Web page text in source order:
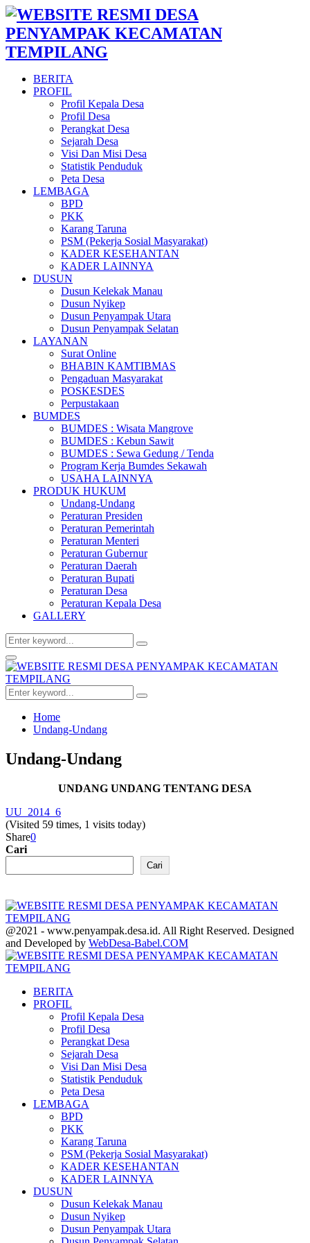
BERITA
PROFIL
Profil Kepala Desa
Profil Desa
Perangkat Desa
Sejarah Desa
Visi Dan Misi Desa
Statistik Penduduk
Peta Desa
LEMBAGA
BPD
PKK
Karang Taruna
PSM (Pekerja Sosial Masyarakat)
KADER KESEHANTAN
KADER LAINNYA
DUSUN
Dusun Kelekak Manau
Dusun Nyikep
Dusun Penyampak Utara
Dusun Penyampak Selatan
LAYANAN
Surat Online
BHABIN KAMTIBMAS
Pengaduan Masyarakat
POSKESDES
Perpustakaan
BUMDES
BUMDES : Wisata Mangrove
BUMDES : Kebun Sawit
BUMDES : Sewa Gedung / Tenda
Program Kerja Bumdes Sekawah
USAHA LAINNYA
PRODUK HUKUM
Undang-Undang
Peraturan Presiden
Peraturan Pemerintah
Peraturan Menteri
Peraturan Gubernur
Peraturan Daerah
Peraturan Bupati
Peraturan Desa
Peraturan Kepala Desa
GALLERY
Search
for:
Search
Facebook
Twitter
Youtube
Primary
Menu
Search
for:
Search
Home
Undang-Undang
Undang-Undang
UNDANG UNDANG TENTANG DESA
UU_2014_6
(Visited 59 times, 1 visits today)
Share0
Cari
Cari
@2021 - www.penyampak.desa.id. All Right Reserved. Designed
and Developed by WebDesa-Babel.COM
BERITA
PROFIL
Profil Kepala Desa
Profil Desa
Perangkat Desa
Sejarah Desa
Visi Dan Misi Desa
Statistik Penduduk
Peta Desa
LEMBAGA
BPD
PKK
Karang Taruna
PSM (Pekerja Sosial Masyarakat)
KADER KESEHANTAN
KADER LAINNYA
DUSUN
Dusun Kelekak Manau
Dusun Nyikep
Dusun Penyampak Utara